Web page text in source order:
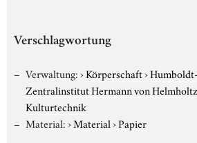
Verschlagwortung
Verwaltung:›Körperschaft›
Zentralinstitut Hermann von
Kulturtechnik
Material:›Material›Papier